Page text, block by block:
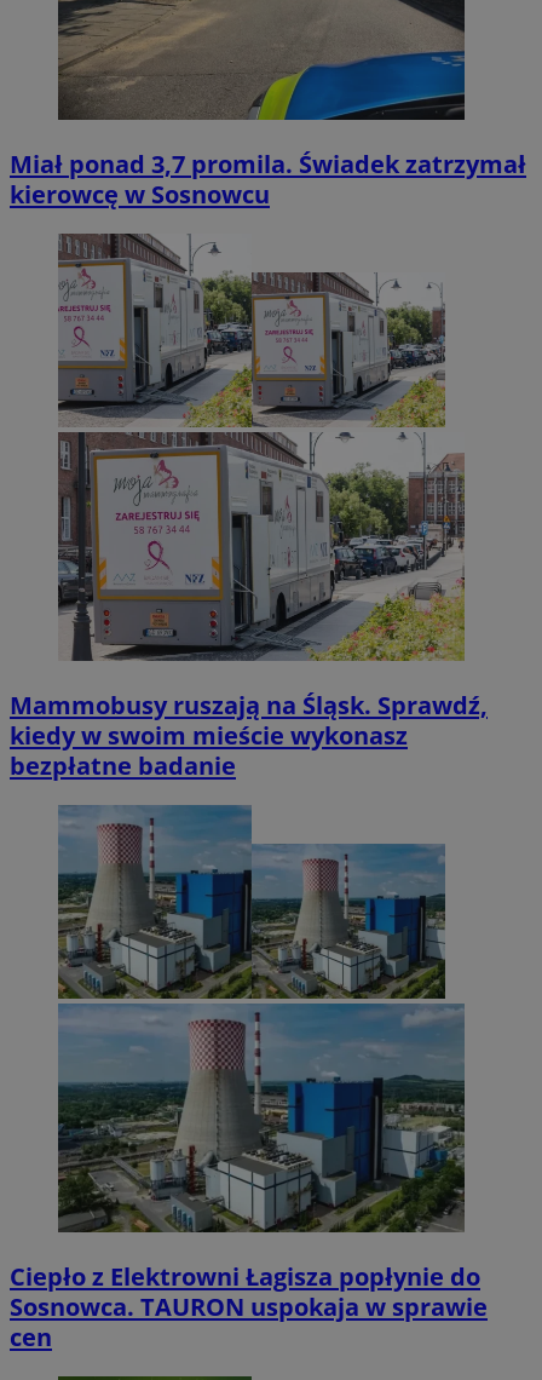
Miał ponad 3,7 promila. Świadek zatrzymał
kierowcę w Sosnowcu
Mammobusy ruszają na Śląsk. Sprawdź,
kiedy w swoim mieście wykonasz
bezpłatne badanie
Ciepło z Elektrowni Łagisza popłynie do
Sosnowca. TAURON uspokaja w sprawie
cen